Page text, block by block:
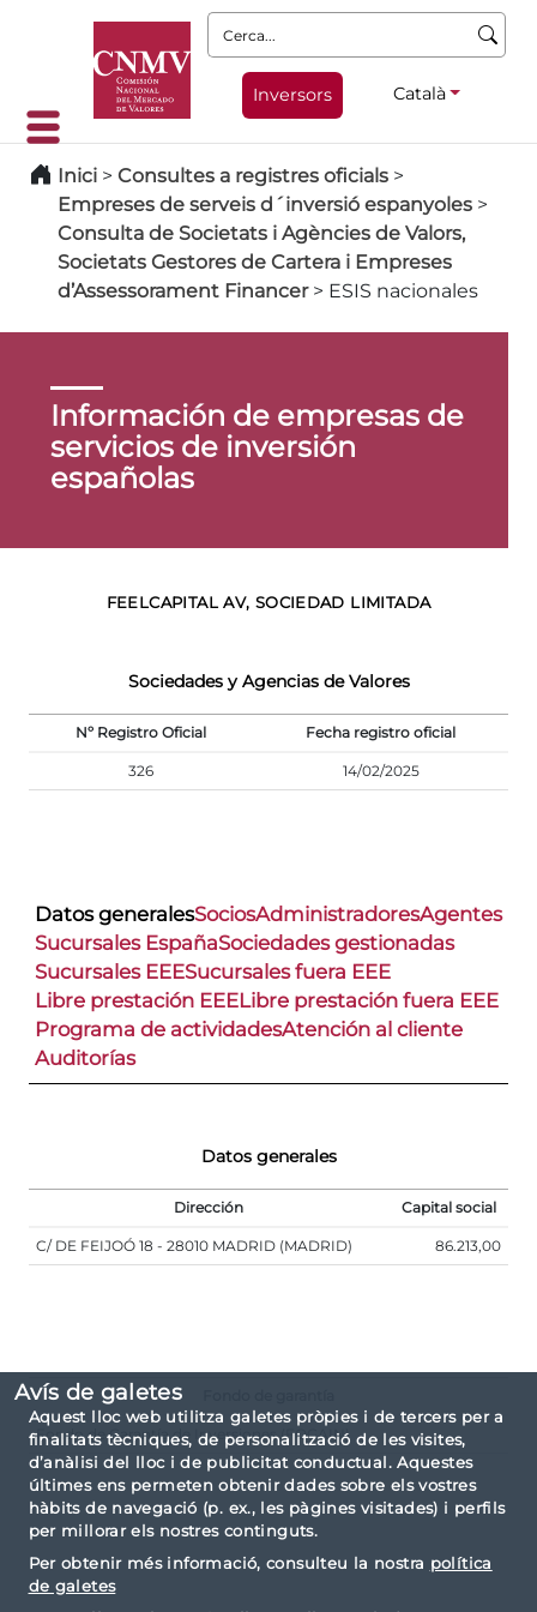
Avís de galetes
Aquest lloc web utilitza galetes pròpies i de tercers per a
finalitats tècniques, de personalització de les visites,
d’anàlisi del lloc i de publicitat conductual. Aquestes
últimes ens permeten obtenir dades sobre els vostres
hàbits de navegació (p. ex., les pàgines visitades) i perfils
per millorar els nostres continguts.
Per obtenir més informació, consulteu la nostra política
de galetes
Cerca:
Inversors Català
Inici > Consultes a registres oficials >
Empreses de serveis d´inversió espanyoles >
Consulta de Societats i Agències de Valors,
Societats Gestores de Cartera i Empreses
d’Assessorament Financer> ESIS nacionales
Información de empresas de
servicios de inversión
españolas
FEELCAPITAL AV, SOCIEDAD LIMITADA
Sociedades y Agencias de Valores
Nº Registro Oficial Fecha registro oficial
326 14/02/2025
Datos generalesSociosAdministradoresAgentes
Sucursales EspañaSociedades gestionadas
Sucursales EEESucursales fuera EEE
Libre prestación EEELibre prestación fuera EEE
Programa de actividadesAtención al cliente
Auditorías
Datos generales
Dirección Capital social
C/ DE FEIJOÓ 18 - 28010 MADRID (MADRID) 86.213,00
Fondo de Garantía de Inversiones (FOGAIN)